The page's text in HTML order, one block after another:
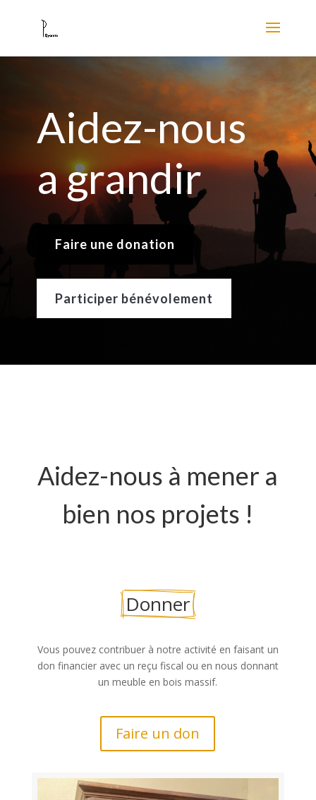
Aidez-nous
a grandir
Faire une donation
Participer bénévolement
Aidez-nous à mener a
bien nos projets !
Donner
Vous pouvez contribuer à notre activité en faisant un
don financier avec un reçu fiscal ou en nous donnant
un meuble en bois massif.
Faire un don